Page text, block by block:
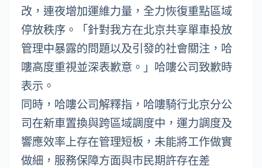
改，連夜增加運維力量，全力恢復重點區域
停放秩序。「針對我方在北京共享單車投放
管理中暴露的問題以及引發的社會關注，哈
嘍高度重視並深表歉意。」哈嘍公司致歉時
表示。
同時，哈嘍公司解釋指，哈嘍騎行北京分公
司在新車置換與跨區域調度中，運力調度及
響應效率上存在管理短板，未能將工作做實
做細，服務保障方面與市民期許存在差